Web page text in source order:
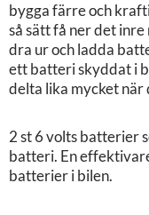
bygga färre och
så sätt få ner det
dra ur och ladda
ett batteri skyddat i
delta lika mycket när
2 st 6 volts batterier
batteri. En
batterier i bilen.